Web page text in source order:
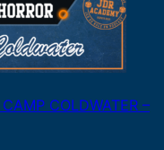
COLDWATER –